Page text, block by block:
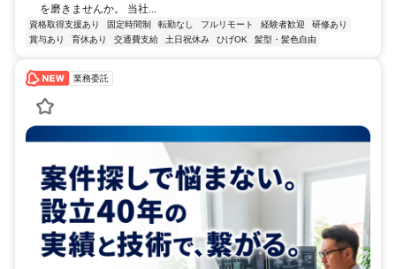
を磨きませんか。 当社...
資格取得支援あり 固定時間制 転勤なし フルリモート 経験者歓迎
研修あり
賞与あり
育休あり 交通費支給 土日祝休み ひげOK 髪型・髪色自由
業務委託